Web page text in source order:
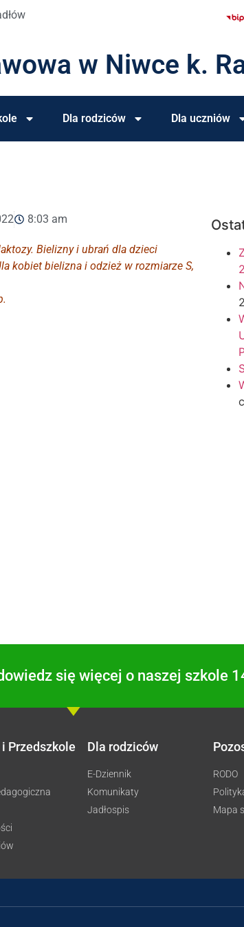
w Niwce k.
Dla rodziców Dla uczniów
8:03 am
Bielizny i ubrań dla dzieci
kobiet bielizna i odzież w rozmiarze S,
się więcej o naszej szkole
i Przedszkole Dla rodziców
E-Dziennik
Komunikaty
Jadłospis
RODO
Mapa